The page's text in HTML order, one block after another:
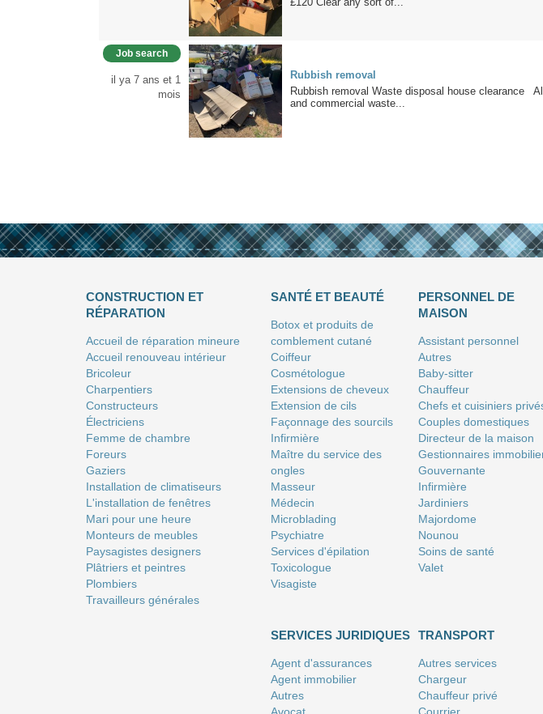
Job search
il ya 7 ans et 1
mois
Rubbish removal
Rubbish removal Waste disposal house clearance
and commercial waste...
CONSTRUCTION ET
RÉPARATION
Accueil de réparation mineure
Accueil renouveau intérieur
Bricoleur
Charpentiers
Constructeurs
Électriciens
Femme de chambre
Foreurs
Gaziers
Installation de climatiseurs
L'installation de fenêtres
Mari pour une heure
Monteurs de meubles
Paysagistes designers
Plâtriers et peintres
Plombiers
Travailleurs générales
SANTÉ ET BEAUTÉ
Botox et produits de
comblement cutané
Coiffeur
Сosmétologue
Extensions de cheveux
Extension de cils
Façonnage des sourcils
Infirmière
Maître du service des
ongles
Masseur
Médecin
Microblading
Psychiatre
Services d'épilation
Toxicologue
Visagiste
PERSONNEL DE
MAISON
Assistant personnel
Autres
Baby-sitter
Chauffeur
Chefs et cuisiniers
Couples domestiques
Directeur de la maison
Gestionnaires
Gouvernante
Infirmière
Jardiniers
Majordome
Nounou
Soins de santé
Valet
SERVICES JURIDIQUES
Agent d'assurances
Agent immobilier
Autres
TRANSPORT
Autres services
Chargeur
Chauffeur privé